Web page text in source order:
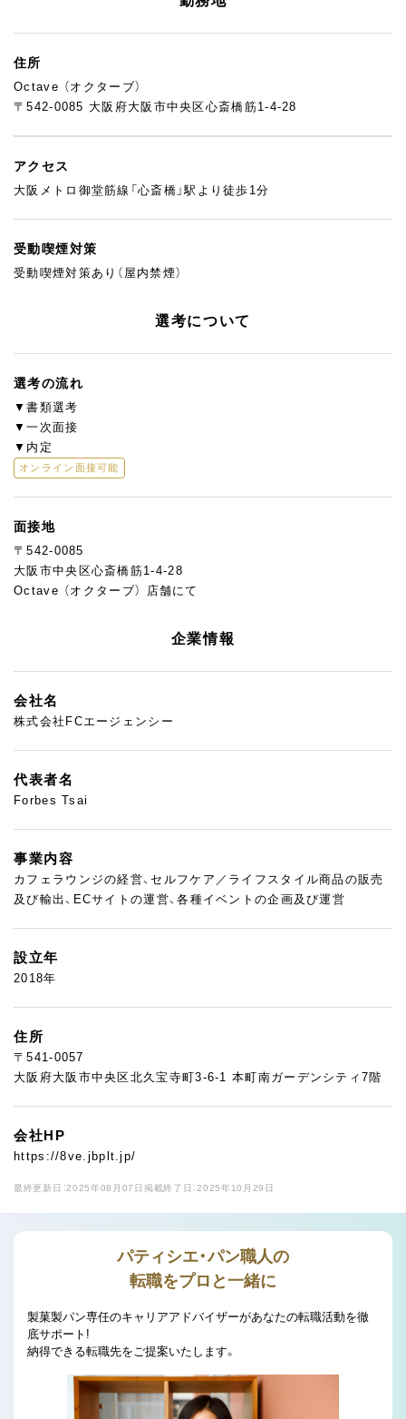
にとって働きやすい環境が整っていますよ◎
住所
Octave （オクターブ）
〒542-0085 大阪府大阪市中央区心斎橋筋1-4-28
アクセス
大阪メトロ御堂筋線「心斎橋」駅より徒歩1分
受動喫煙対策
受動喫煙対策あり（屋内禁煙）
選考について
選考の流れ
▼書類選考
▼一次面接
▼内定
オンライン面接可能
面接地
〒542-0085
大阪市中央区心斎橋筋1-4-28
Octave （オクターブ） 店舗にて
企業情報
会社名
株式会社FCエージェンシー
代表者名
Forbes Tsai
事業内容
カフェラウンジの経営、セルフケア／ライフスタイル商品の販売
及び輸出、ECサイトの運営、各種イベントの企画及び運営
設立年
2018年
住所
〒541-0057
大阪府大阪市中央区北久宝寺町3-6-1 本町南ガーデンシティ7階
会社HP
https://8ve.jbplt.jp/
最終更新日：2025年08月07日 掲載終了日：2025年10月29日
パティシエ・パン職人の
転職をプロと一緒に
製菓製パン専任のキャリアアドバイザーがあなたの転職活動を徹
底サポート!
納得できる転職先をご提案いたします。